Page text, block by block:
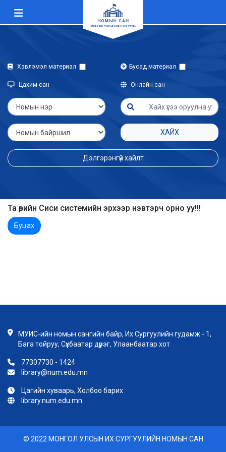
Хэвлэмэл материал Бусад материал
Цахим сан Онлайн сан
ХАЙХ
Дэлгэрэнгүй хайлт
Та өөрийн Сиси системийн эрхээр нэвтэрч орно уу!!!
Буцах
МУИС-ийн номын сангийн байр, Их Сургуулийн гудамж - 1,
Бага тойруу, Сүхбаатар дүүрэг, Улаанбаатар хот
77307730 - 1424
library@num.edu.mn
Цагийн хуваарь, Холбоо барих
library.num.edu.mn
© 2022 МОНГОЛ УЛСЫН ИХ СУРГУУЛИЙН НОМЫН САН